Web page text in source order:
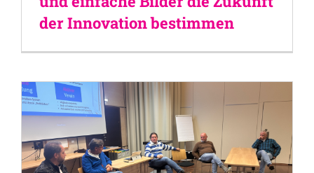
der Innovation bestimmen